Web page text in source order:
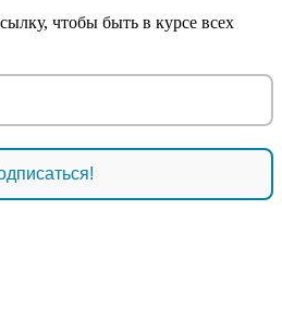
чтобы быть в курсе всех